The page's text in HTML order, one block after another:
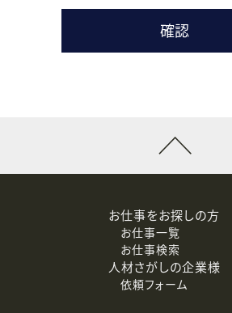
ルのいずれかの方法といたします。
を満たした委託先に、個人情報を委託
利用目的の通知、開示、訂正、追加ま
お仕事をお探しの方
お仕事一覧
お仕事検索
人材さがしの企業様
依頼フォーム